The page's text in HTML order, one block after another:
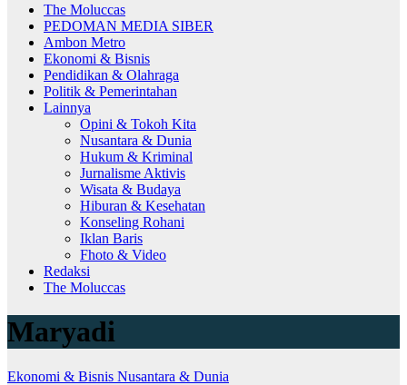
The Moluccas
PEDOMAN MEDIA SIBER
Ambon Metro
Ekonomi & Bisnis
Pendidikan & Olahraga
Politik & Pemerintahan
Lainnya
Opini & Tokoh Kita
Nusantara & Dunia
Hukum & Kriminal
Jurnalisme Aktivis
Wisata & Budaya
Hiburan & Kesehatan
Konseling Rohani
Iklan Baris
Fhoto & Video
Redaksi
The Moluccas
Maryadi
Ekonomi & Bisnis Nusantara & Dunia